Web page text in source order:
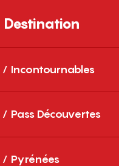
Destination
Incontournables
Pass Découvertes
Pyrénées
Le Boulou